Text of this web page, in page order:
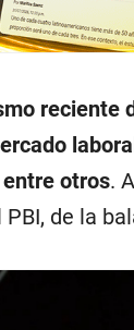
reciente
otros.
de la